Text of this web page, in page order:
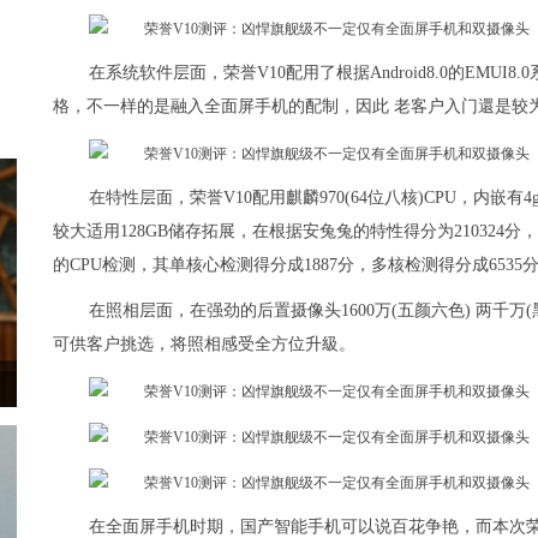
在系统软件层面，荣誉V10配用了根据Android8.0的
格，不一样的是融入全面屏手机的配制，因此 老客户入门還是较
在特性层面，荣誉V10配用麒麟970(64位八核)CPU，内嵌有
较大适用128GB储存拓展，在根据安兔兔的特性得分为210324分
的CPU检测，其单核心检测得分成1887分，多核检测得分成6535
在照相层面，在强劲的后置摄像头1600万(五颜六色) 两千
可供客户挑选，将照相感受全方位升級。
在全面屏手机时期，国产智能手机可以说百花争艳，而本